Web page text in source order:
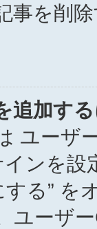
事を削
追加す
ユーザ
ンを
する” を
ユーザ